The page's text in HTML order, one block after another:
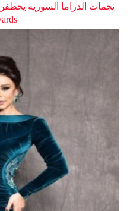
نجمات الدراما السورية